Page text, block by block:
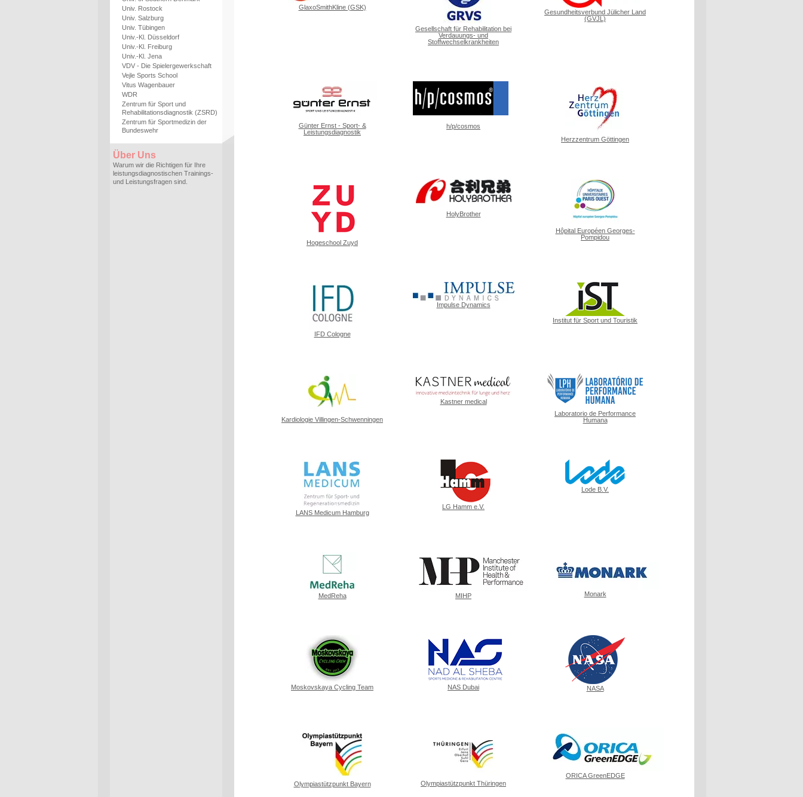
Univ. Rostock
Univ. Salzburg
Univ. Tübingen
Univ.-Kl. Düsseldorf
Univ.-Kl. Freiburg
Univ.-Kl. Jena
VDV - Die Spielergewerkschaft
Vejle Sports School
Vitus Wagenbauer
WDR
Zentrum für Sport und
Rehabilitationsdiagnostik (ZSRD)
Zentrum für Sportmedizin der
Bundeswehr
Über Uns
Warum wir die Richtigen für Ihre
leistungsdiagnostischen Trainings-
und Leistungsfragen sind.
GlaxoSmithKline (GSK)
Gesellschaft für Rehabilitation bei
Verdauungs- und
Stoffwechselkrankheiten
Gesundheitsverbund Jülicher Land
(GVJL)
Günter Ernst - Sport- &
Leistungsdiagnostik
h/p/cosmos
Herzzentrum Göttingen
Hogeschool Zuyd
HolyBrother
Hôpital Européen Georges-
Pompidou
IFD Cologne
Impulse Dynamics
Institut für Sport und Touristik
Kardiologie Villingen-Schwenningen
Kastner medical
Laboratorio de Performance
Humana
LANS Medicum Hamburg
LG Hamm e.V.
Lode B.V.
MedReha MIHP Monark
Moskovskaya Cycling Team NAS Dubai NASA
Olympiastützpunkt Bayern Olympiastützpunkt Thüringen
ORICA GreenEDGE